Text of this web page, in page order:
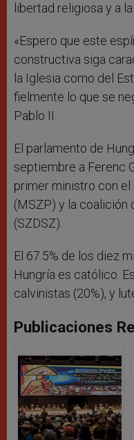
libertad religiosa y a
«Espero que este
constructiva siga
la Iglesia como del
fielmente lo que se
Pablo II.
El parlamento de
septiembre a Ferenc
primer ministro con
(MSZP) y la coalición
(SZDSZ).
El 67.5% de los diez
Hungría es católico.
calvinistas (20%), y
Publicaciones